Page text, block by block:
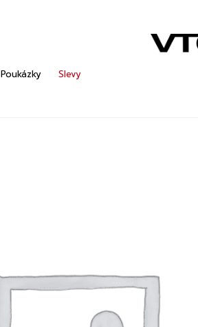
Poukázky Slevy